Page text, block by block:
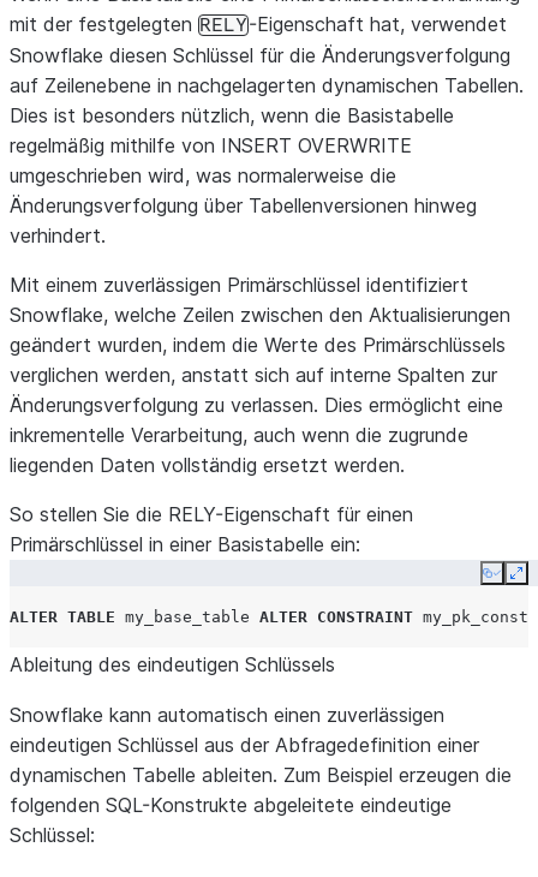
mit der festgelegten RELY-Eigenschaft hat, verwendet
Snowflake diesen Schlüssel für die Änderungsverfolgung
auf Zeilenebene in nachgelagerten dynamischen Tabellen.
Dies ist besonders nützlich, wenn die Basistabelle
regelmäßig mithilfe von INSERT OVERWRITE
umgeschrieben wird, was normalerweise die
Änderungsverfolgung über Tabellenversionen hinweg
verhindert.
Mit einem zuverlässigen Primärschlüssel identifiziert
Snowflake, welche Zeilen zwischen den Aktualisierungen
geändert wurden, indem die Werte des Primärschlüssels
verglichen werden, anstatt sich auf interne Spalten zur
Änderungsverfolgung zu verlassen. Dies ermöglicht eine
inkrementelle Verarbeitung, auch wenn die zugrunde
liegenden Daten vollständig ersetzt werden.
So stellen Sie die RELY-Eigenschaft für einen
Primärschlüssel in einer Basistabelle ein:
Copy
ALTER TABLE my_base_table ALTER CONSTRAINT
Ableitung des eindeutigen Schlüssels
Snowflake kann automatisch einen zuverlässigen
eindeutigen Schlüssel aus der Abfragedefinition einer
dynamischen Tabelle ableiten. Zum Beispiel erzeugen die
folgenden SQL-Konstrukte abgeleitete eindeutige
Schlüssel: